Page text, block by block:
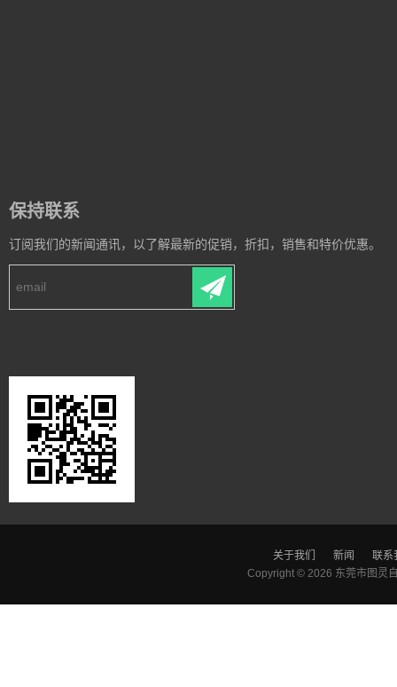
保持联系
订阅我们的新闻通讯，以了解最新的促销，折扣，销售和特价优惠。
关于我们 新闻
联系
Copyright © 2026 东莞市图灵